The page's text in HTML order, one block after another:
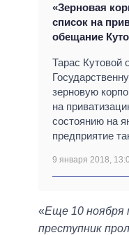
«Зерновая
список на
обещание
Тарас Кутовой
зерновую
на
состоянию на
предприятие
9 января 2018,
«Еще 10 ноября
преступник